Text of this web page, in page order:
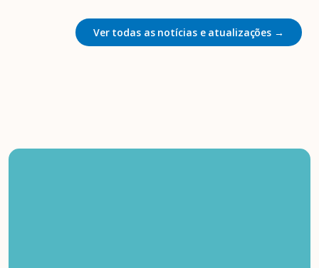
Ver todas as notícias e atualizações →